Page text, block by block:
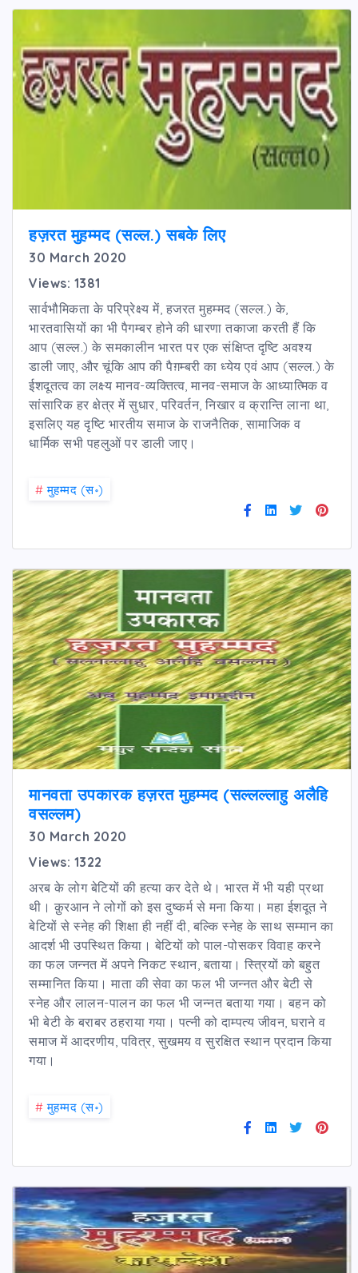
हज़रत मुहम्मद (सल्ल.) सबके लिए
30 March 2020
Views: 1381
सार्वभौमिकता के परिप्रेक्ष्य में, हजरत मुहम्मद (सल्ल.) के,
भारतवासियों का भी पैगम्बर होने की धारणा तकाजा करती हैं कि
आप (सल्ल.) के समकालीन भारत पर एक संक्षिप्त दृष्टि अवश्य
डाली जाए, और चूंकि आप की पैग़म्बरी का ध्येय एवं आप (सल्ल.) के
ईशदूतत्व का लक्ष्य मानव-व्यक्तित्व, मानव-समाज के आध्यात्मिक व
सांसारिक हर क्षेत्र में सुधार, परिवर्तन, निखार व क्रान्ति लाना था,
इसलिए यह दृष्टि भारतीय समाज के राजनैतिक, सामाजिक व
धार्मिक सभी पहलुओं पर डाली जाए।
# मुहम्मद (स॰)
मानवता उपकारक हज़रत मुहम्मद (सल्लल्लाहु अलैहि
वसल्लम)
30 March 2020
Views: 1322
अरब के लोग बेटियों की हत्या कर देते थे। भारत में भी यही प्रथा
थी। क़ुरआन ने लोगों को इस दुष्कर्म से मना किया। महा ईशदूत ने
बेटियों से स्नेह की शिक्षा ही नहीं दी, बल्कि स्नेह के साथ सम्मान का
आदर्श भी उपस्थित किया। बेटियों को पाल-पोसकर विवाह करने
का फल जन्नत में अपने निकट स्थान, बताया। स्त्रियों को बहुत
सम्मानित किया। माता की सेवा का फल भी जन्नत और बेटी से
स्नेह और लालन-पालन का फल भी जन्नत बताया गया। बहन को
भी बेटी के बराबर ठहराया गया। पत्नी को दाम्पत्य जीवन, घराने व
समाज में आदरणीय, पवित्र, सुखमय व सुरक्षित स्थान प्रदान किया
गया।
# मुहम्मद (स॰)